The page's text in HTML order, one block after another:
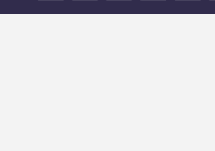
FACEBOOKTWITTERGOOGLE+YOUTUBE